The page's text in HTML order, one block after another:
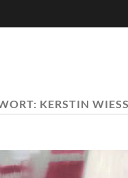
KERSTIN